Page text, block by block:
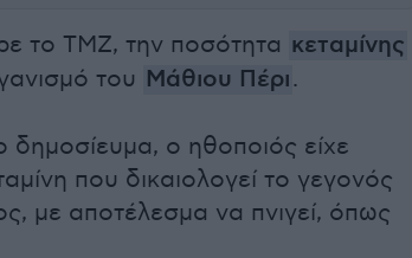
το TMZ, την ποσότητα κεταμίνης
του Μάθιου Πέρι.
δημοσίευμα, ο ηθοποιός είχε
που δικαιολογεί το γεγονός
με αποτέλεσμα να πνιγεί, όπως